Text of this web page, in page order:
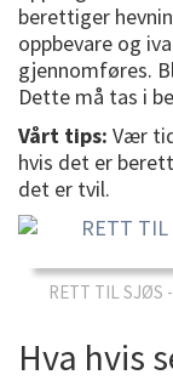
berettiger
oppbevare og
gjennomføres.
Dette må tas i
Vårt tips: Vær
hvis det er
det er tvil.
RETT TIL
Hva hvis